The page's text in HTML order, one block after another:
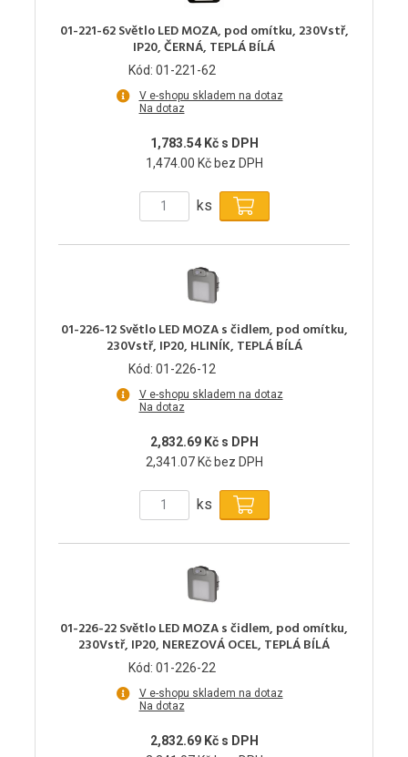
01-221-62 Světlo LED MOZA, pod omítku, 230Vstř,
IP20, ČERNÁ, TEPLÁ BÍLÁ
Kód: 01-221-62
V e-shopu skladem na dotaz
Na dotaz
1,783.54 Kč s DPH
1,474.00 Kč bez DPH
ks
01-226-12 Světlo LED MOZA s čidlem, pod omítku,
230Vstř, IP20, HLINÍK, TEPLÁ BÍLÁ
Kód: 01-226-12
V e-shopu skladem na dotaz
Na dotaz
2,832.69 Kč s DPH
2,341.07 Kč bez DPH
ks
01-226-22 Světlo LED MOZA s čidlem, pod omítku,
230Vstř, IP20, NEREZOVÁ OCEL, TEPLÁ BÍLÁ
Kód: 01-226-22
V e-shopu skladem na dotaz
Na dotaz
2,832.69 Kč s DPH